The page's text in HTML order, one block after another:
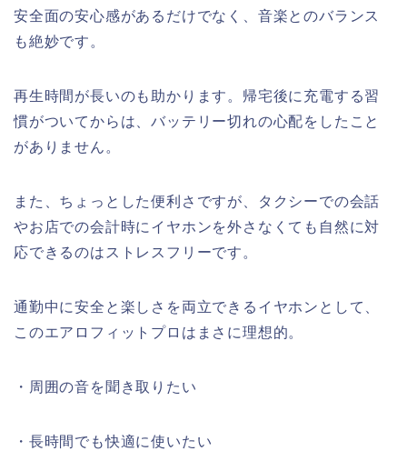
安全面の安心感があるだけでなく、音楽とのバランス
も絶妙です。
再生時間が長いのも助かります。帰宅後に充電する習
慣がついてからは、バッテリー切れの心配をしたこと
がありません。
また、ちょっとした便利さですが、タクシーでの会話
やお店での会計時にイヤホンを外さなくても自然に対
応できるのはストレスフリーです。
通勤中に安全と楽しさを両立できるイヤホンとして、
このエアロフィットプロはまさに理想的。
・周囲の音を聞き取りたい
・長時間でも快適に使いたい